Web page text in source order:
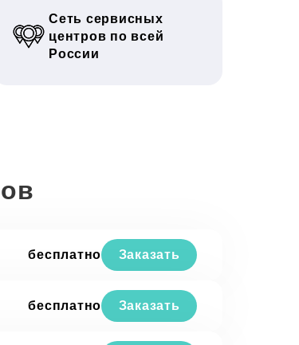
Сеть сервисных
центров по всей
России
бесплатно Заказать
бесплатно Заказать